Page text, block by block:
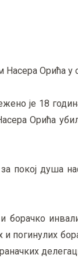
Насера Орића у
је 18
Орића
покој душа
борачко
погинулих